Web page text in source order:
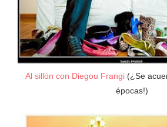
Al sillón con Diegou Frangi(¿Se
épocas!)